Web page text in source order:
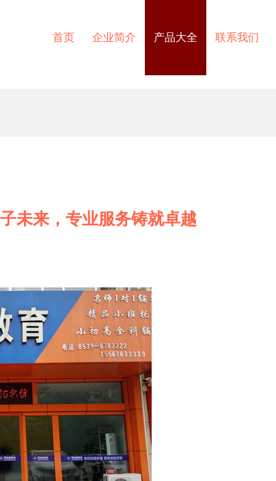
首页 企业简介 产品大全 联系我们
未来，专业服务铸就卓越